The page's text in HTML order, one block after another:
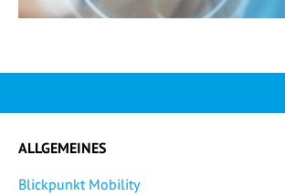
ALLGEMEINES
Blickpunkt Mobility